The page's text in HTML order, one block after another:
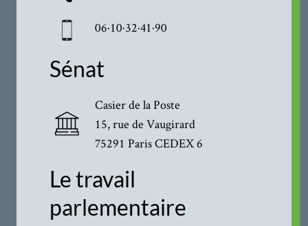
06·10·32·41·90
Sénat
Casier de la Poste
15, rue de Vaugirard
75291 Paris CEDEX 6
Le travail
parlementaire